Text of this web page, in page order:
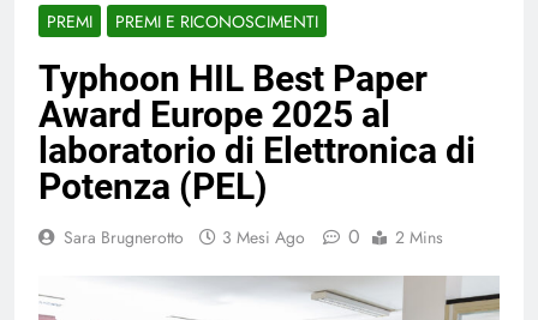
PREMI PREMI E RICONOSCIMENTI
Typhoon HIL Best Paper
Award Europe 2025 al
laboratorio di Elettronica di
Potenza (PEL)
Sara Brugnerotto 3 Mesi Ago 0 2 Mins